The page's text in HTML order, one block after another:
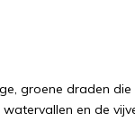
groene draden
en de